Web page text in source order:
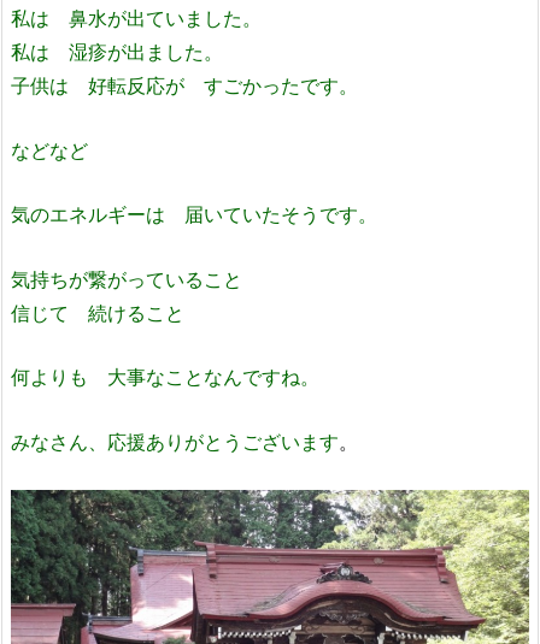
私は 鼻水が出ていました。
私は 湿疹が出ました。
子供は 好転反応が すごかったです。
などなど
気のエネルギーは 届いていたそうです。
気持ちが繋がっていること
信じて 続けること
何よりも 大事なことなんですね。
みなさん、応援ありがとうございます。